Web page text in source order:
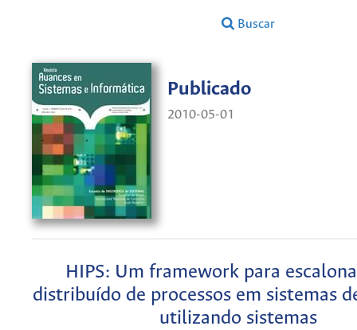
Buscar
Publicado
2010-05-01
HIPS: Um framework para
distribuído de processos em sistemas
utilizando sistemas